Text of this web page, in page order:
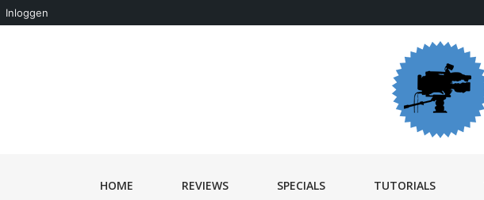
Inloggen
HOME REVIEWS SPECIALS TUTORIALS